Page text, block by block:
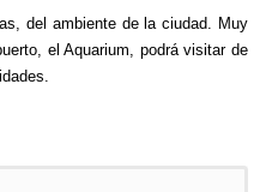
del ambiente de la ciudad. Muy
el Aquarium, podrá visitar de